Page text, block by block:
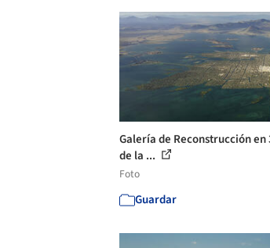
Galería de Reconstrucción
de la ...
Foto
Guardar